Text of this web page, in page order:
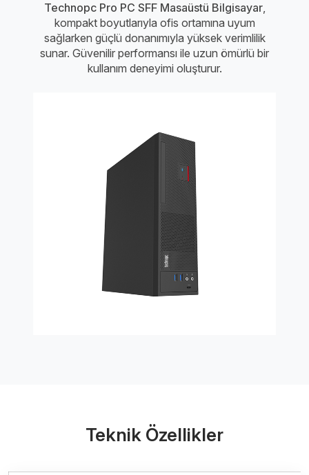
Technopc Pro PC SFF Masaüstü Bilgisayar,
kompakt boyutlarıyla ofis ortamına uyum
sağlarken güçlü donanımıyla yüksek verimlilik
sunar. Güvenilir performansı ile uzun ömürlü bir
kullanım deneyimi oluşturur.
Teknik Özellikler